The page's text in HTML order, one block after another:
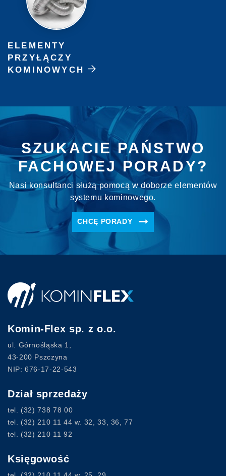
ELEMENTY
PRZYŁĄCZY
KOMINOWYCH
SZUKACIE PAŃSTWO
FACHOWEJ PORADY?
Nasi konsultanci służą pomocą w doborze elementów
systemu kominowego.
CHCĘ PORADY
Komin-Flex sp. z o.o.
ul. Górnośląska 1,
43-200 Pszczyna
NIP: 676-17-22-543
Dział sprzedaży
tel. (32) 738 78 00
tel. (32) 210 11 44 w. 32, 33, 36, 77
tel. (32) 210 11 92
Księgowość